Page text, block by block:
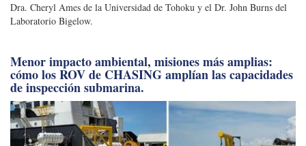
Paralelamente a las imágenes de alta resolución, el equipo secuenció los
genomas de los especímenes recolectados a bordo del buque, lo que les
Laboratorio Bigelow.
Menor impacto ambiental, misiones más amplias:
cómo los ROV de CHASING amplían las capacidades
de inspección submarina.